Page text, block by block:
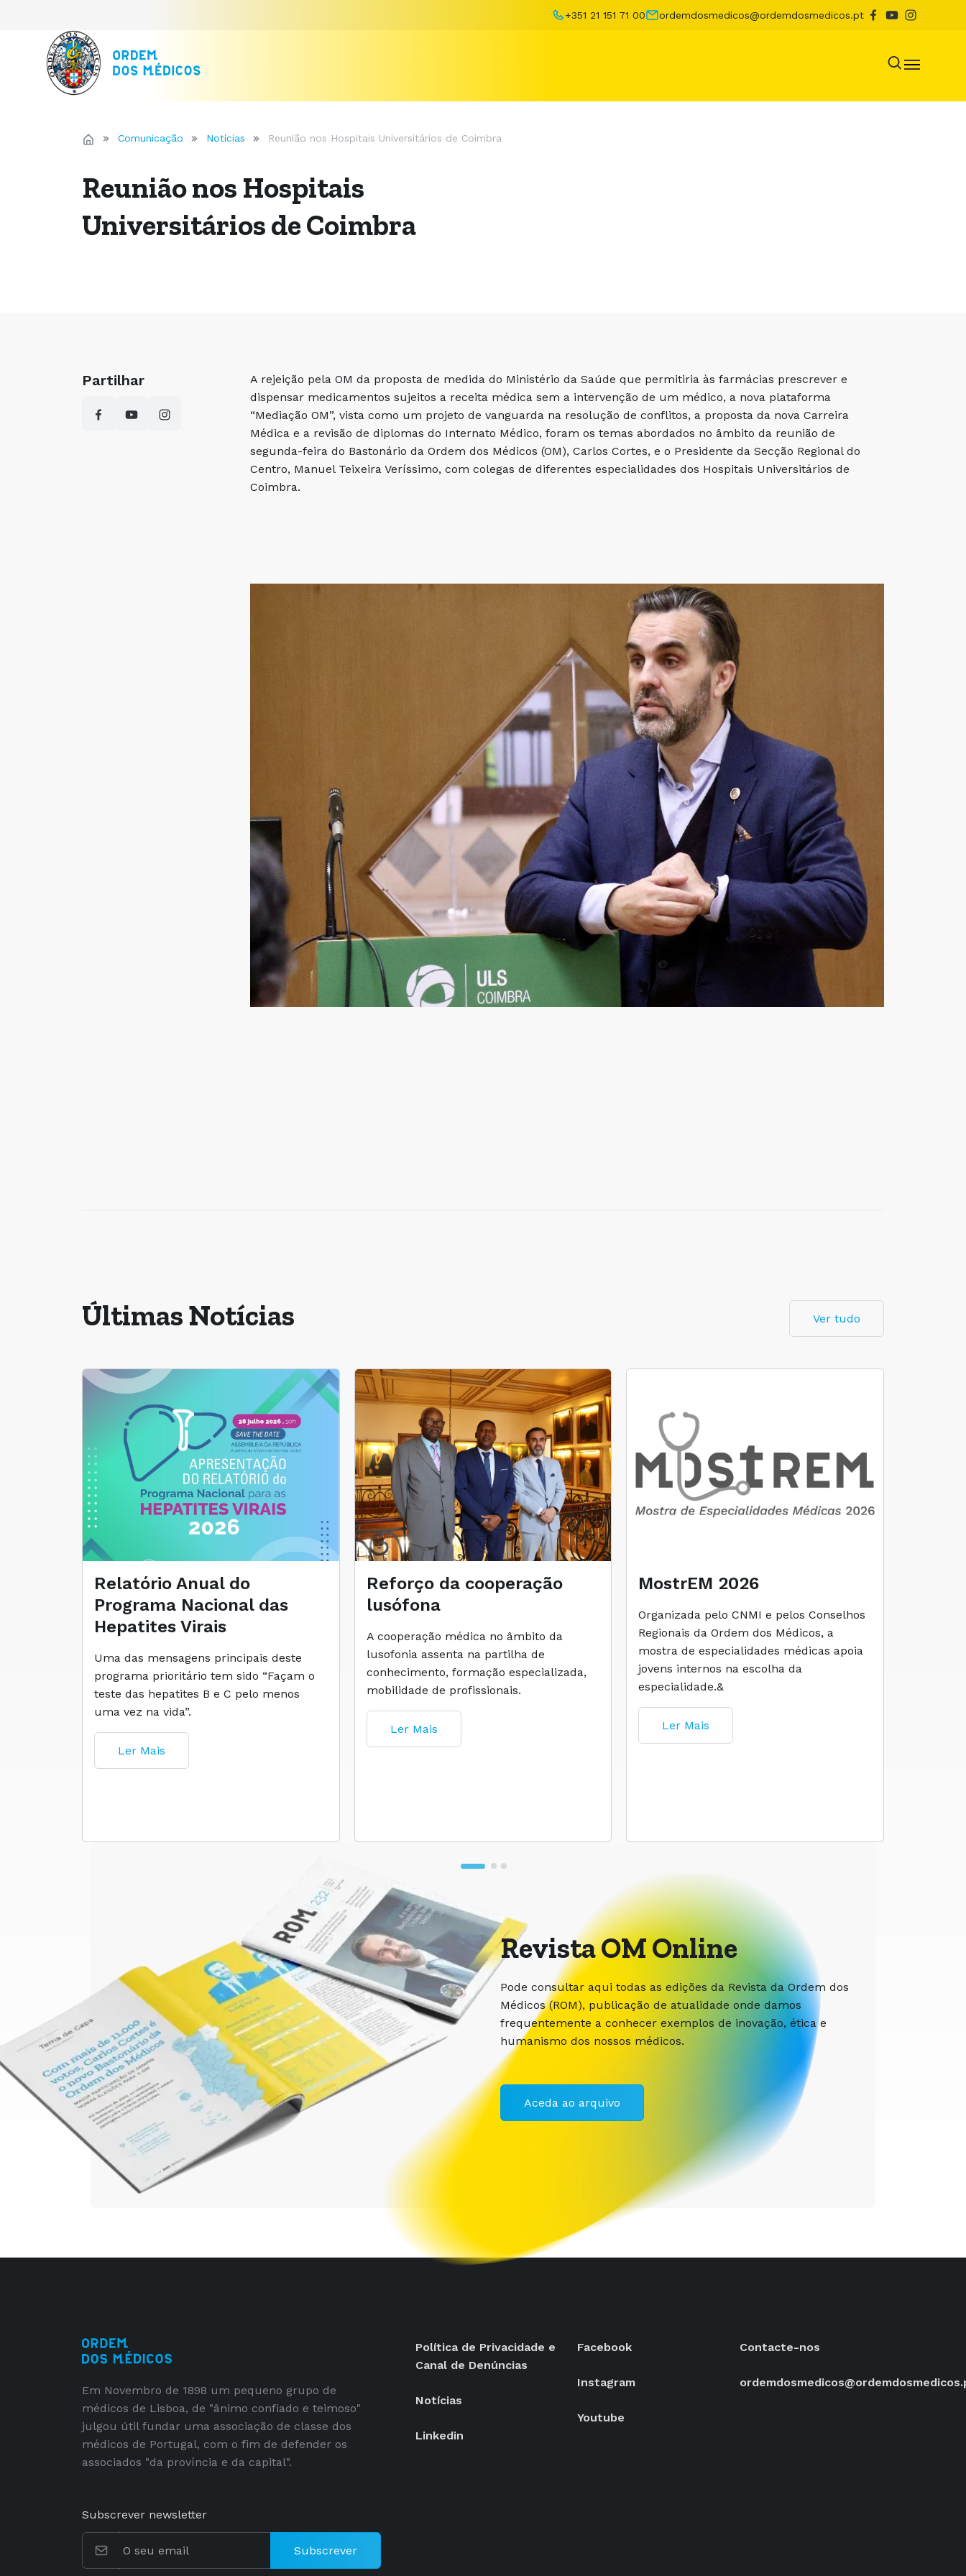
+351 21 151 71 00 ordemdosmedicos@ordemdosmedicos.pt
Comunicação Notícias Reunião nos Hospitais Universitários de Coimbra
Reunião nos Hospitais
Universitários de Coimbra
Partilhar
A rejeição pela OM da proposta de medida do Ministério da Saúde que permitiria às farmácias prescrever e
dispensar medicamentos sujeitos a receita médica sem a intervenção de um médico, a nova plataforma
“Mediação OM”, vista como um projeto de vanguarda na resolução de conflitos, a proposta da nova Carreira
Médica e a revisão de diplomas do Internato Médico, foram os temas abordados no âmbito da reunião de
segunda-feira do Bastonário da Ordem dos Médicos (OM), Carlos Cortes, e o Presidente da Secção Regional do
Centro, Manuel Teixeira Veríssimo, com colegas de diferentes especialidades dos Hospitais Universitários de
Coimbra.
Últimas Notícias Ver tudo
Relatório Anual do
Programa Nacional das
Hepatites Virais
Uma das mensagens principais deste
programa prioritário tem sido “Façam o
teste das hepatites B e C pelo menos
uma vez na vida”.
Ler Mais
Reforço da cooperação
lusófona
A cooperação médica no âmbito da
lusofonia assenta na partilha de
conhecimento, formação especializada,
mobilidade de profissionais.
Ler Mais
MostrEM 2026
Organizada pelo CNMI e pelos Conselhos
Regionais da Ordem dos Médicos, a
mostra de especialidades médicas apoia
jovens internos na escolha da
especialidade.&
Ler Mais
Revista OM Online
Pode consultar aqui todas as edições da Revista da Ordem dos
Médicos (ROM), publicação de atualidade onde damos
frequentemente a conhecer exemplos de inovação, ética e
humanismo dos nossos médicos.
Aceda ao arquivo
Em Novembro de 1898 um pequeno grupo de
médicos de Lisboa, de "ânimo confiado e teimoso"
julgou útil fundar uma associação de classe dos
médicos de Portugal, com o fim de defender os
associados "da província e da capital".
Subscrever newsletter
Subscrever
Política de Privacidade e
Canal de Denúncias
Notícias
Linkedin
Facebook
Instagram
Youtube
Contacte-nos